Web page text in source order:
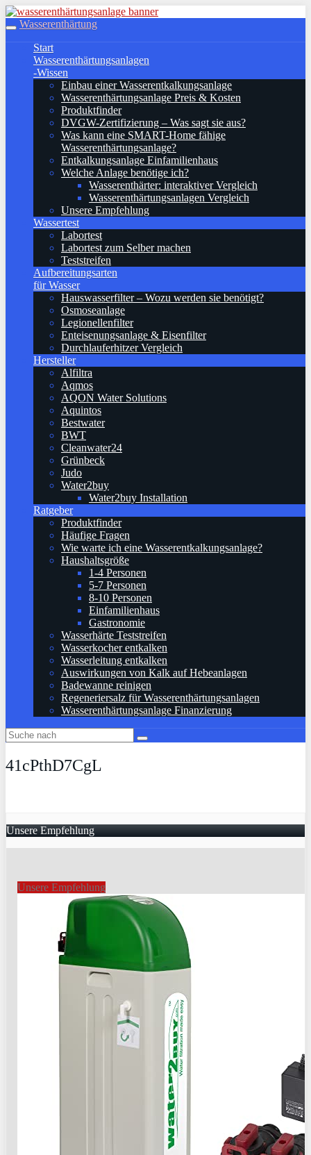
Skip
to
content
Toggle
navigation
Wasserenthärtung
Start
Wasserenthärtungsanlagen
-Wissen
Einbau einer Wasserentkalkungsanlage
Wasserenthärtungsanlage Preis & Kosten
Produktfinder
DVGW-Zertifizierung – Was sagt sie aus?
Was kann eine SMART-Home fähige
Wasserenthärtungsanlage?
Entkalkungsanlage Einfamilienhaus
Welche Anlage benötige ich?
Wasserenthärter: interaktiver Vergleich
Wasserenthärtungsanlagen Vergleich
Unsere Empfehlung
Wassertest
Labortest
Labortest zum Selber machen
Teststreifen
Aufbereitungsarten
für Wasser
Hauswasserfilter – Wozu werden sie benötigt?
Osmoseanlage
Legionellenfilter
Enteisenungsanlage & Eisenfilter
Durchlauferhitzer Vergleich
Hersteller
Alfiltra
Aqmos
AQON Water Solutions
Aquintos
Bestwater
BWT
Cleanwater24
Grünbeck
Judo
Water2buy
Water2buy Installation
Ratgeber
Produktfinder
Häufige Fragen
Wie warte ich eine Wasserentkalkungsanlage?
Haushaltsgröße
1-4 Personen
5-7 Personen
8-10 Personen
Einfamilienhaus
Gastronomie
Wasserhärte Teststreifen
Wasserkocher entkalken
Wasserleitung entkalken
Auswirkungen von Kalk auf Hebeanlagen
Badewanne reinigen
Regeneriersalz für Wasserenthärtungsanlagen
Wasserenthärtungsanlage Finanzierung
41cPthD7CgL
Unsere Empfehlung
Unsere Empfehlung